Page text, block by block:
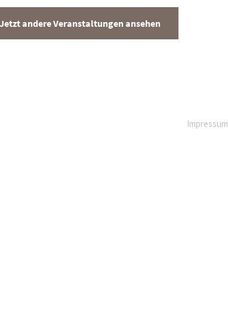
Jetzt andere Veranstaltungen ansehen
Impressum